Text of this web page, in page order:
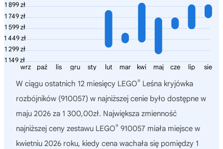
1 899 zł
1 749 zł
1 599 zł
1 449 zł
1 299 zł
1 149 zł
sie
lip
cze
maj
kwi
mar
lut
sty
gru
lis
paź
wrz
W ciągu ostatnich 12 miesięcy LEGO® Leśna kryjówka
rozbójników (910057) w najniższej cenie było dostępne w
maju 2026 za 1 300,00zł. Największa zmienność
najniższej ceny zestawu LEGO® 910057 miała miejsce w
kwietniu 2026 roku, kiedy cena wachała się pomiędzy 1